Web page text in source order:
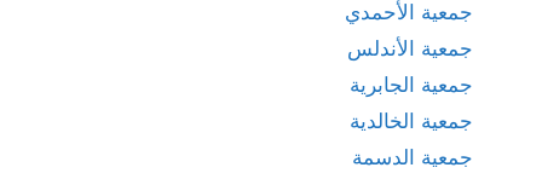
جمعية الأحمدي
جمعية الأندلس
جمعية الجابرية
جمعية الخالدية
جمعية الدسمة